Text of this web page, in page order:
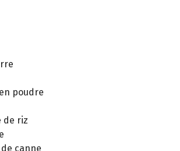
poudre
de riz
de canne